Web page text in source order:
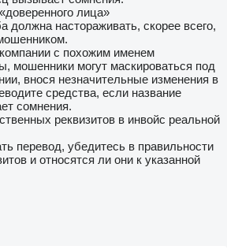
лица»
должна настораживать, скорее всего,
с похожим именем
мошенники могут маскироваться под
внося незначительные изменения в
средства, если название
сомнения.
реквизитов в инвойс реальной
перевод, убедитесь в правильности
и относятся ли они к указанной